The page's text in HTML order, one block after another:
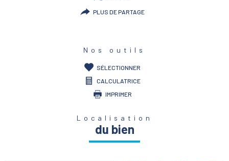
PLUS DE PARTAGE
Nos outils
SÉLECTIONNER
CALCULATRICE
IMPRIMER
Localisation
du bien